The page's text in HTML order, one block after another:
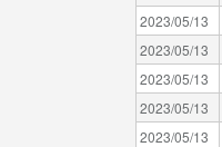
2023/05/13
2023/05/13
2023/05/13
2023/05/13
2023/05/13